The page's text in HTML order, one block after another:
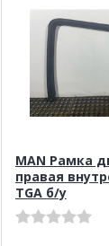
MAN Рамка
правая
TGA б/у